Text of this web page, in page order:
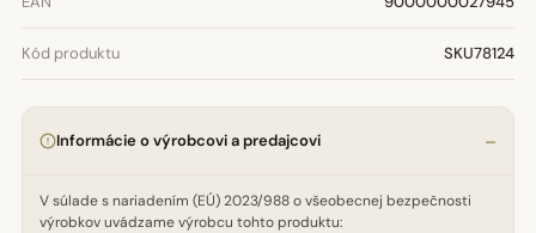
Kód produktu SKU78124
Informácie o výrobcovi a predajcovi
V súlade s nariadením (EÚ) 2023/988 o všeobecnej bezpečnosti
výrobkov uvádzame výrobcu tohto produktu: